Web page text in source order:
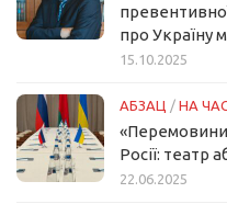
про Україну
15.10.2025
АБЗАЦ / НА
Росії: театр
22.06.2025